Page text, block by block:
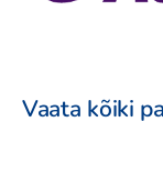
Vaata kõiki